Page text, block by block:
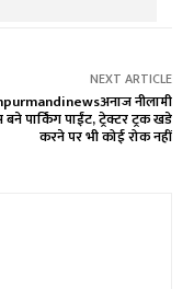
NEXT ARTICLE
नीलामी
पार्किंग पाईंट, ट्रेक्टर ट्रक खडे
करने पर भी कोई रोक नहीं